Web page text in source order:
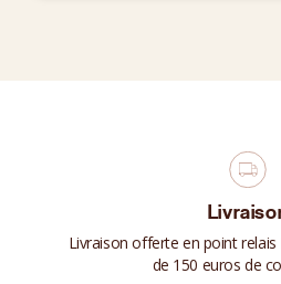
Livraison offerte en point
de 150 euros de